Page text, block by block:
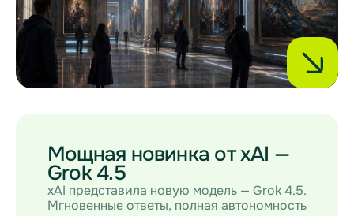
Мощная новинка от xAI —
Grok 4.5
xAI представила новую модель — Grok 4.5.
Мгновенные ответы, полная автономность